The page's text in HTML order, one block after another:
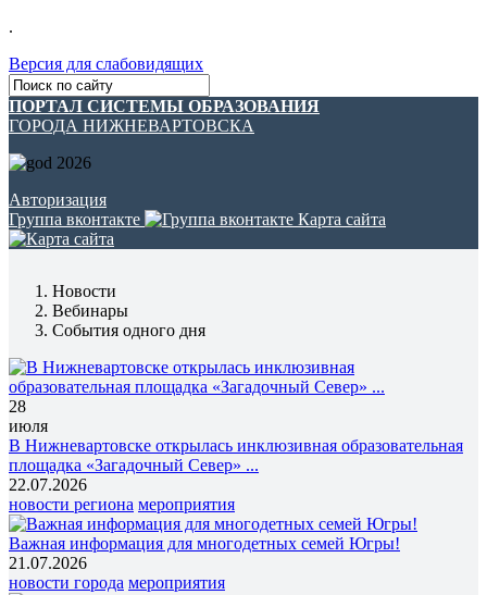
.
Версия для слабовидящих
ПОРТАЛ СИСТЕМЫ ОБРАЗОВАНИЯ
ГОРОДА НИЖНЕВАРТОВСКА
Авторизация
Группа вконтакте
Карта сайта
Новости
Вебинары
События одного дня
28
июля
В Нижневартовске открылась инклюзивная образовательная
площадка «Загадочный Север» ...
22.07.2026
новости региона мероприятия
Важная информация для многодетных семей Югры!
21.07.2026
новости города мероприятия